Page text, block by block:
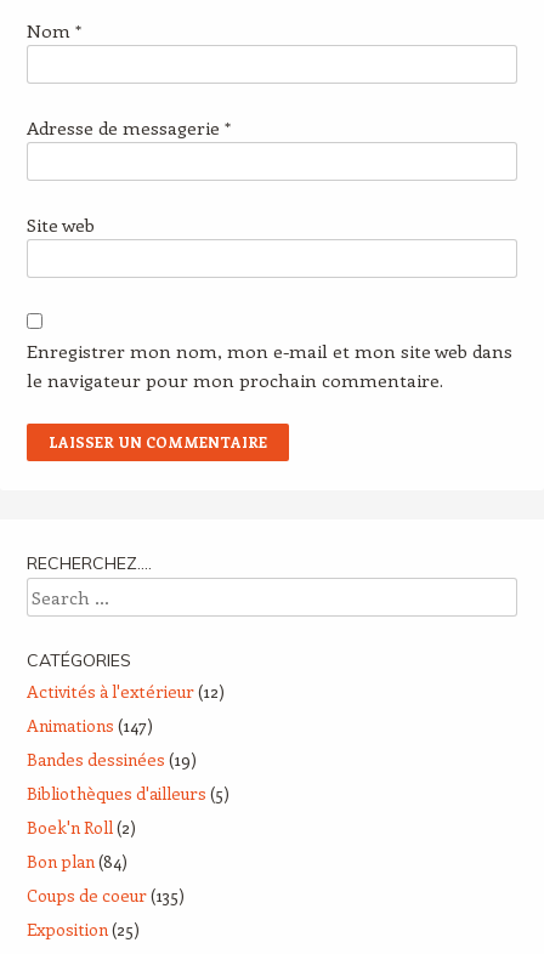
Nom *
Adresse de messagerie *
Site web
Enregistrer mon nom, mon e-mail et mon site web dans
le navigateur pour mon prochain commentaire.
RECHERCHEZ….
Search
CATÉGORIES
Activités à l'extérieur(12)
Animations (147)
Bandes dessinées (19)
Bibliothèques d'ailleurs (5)
Boek'n Roll(2)
Bon plan(84)
Coups de coeur(135)
Exposition(25)